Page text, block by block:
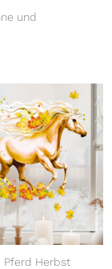
und
Pferd Herbst